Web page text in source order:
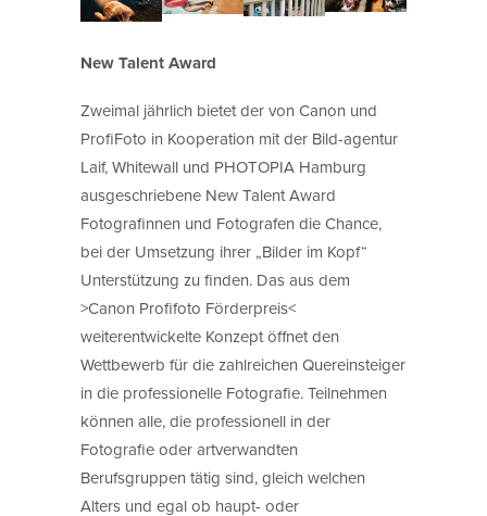
New Talent Award
Zweimal jährlich bietet der von Canon und
ProfiFoto in Kooperation mit der Bild-agentur
Laif, Whitewall und PHOTOPIA Hamburg
ausgeschriebene New Talent Award
Fotografinnen und Fotografen die Chance,
bei der Umsetzung ihrer „Bilder im Kopf“
Unterstützung zu finden. Das aus dem
>Canon Profifoto Förderpreis<
weiterentwickelte Konzept öffnet den
Wettbewerb für die zahlreichen Quereinsteiger
in die professionelle Fotografie. Teilnehmen
können alle, die professionell in der
Fotografie oder artverwandten
Berufsgruppen tätig sind, gleich welchen
Alters und egal ob haupt- oder